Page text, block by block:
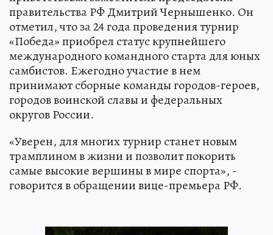
правительства РФ Дмитрий Чернышенко. Он
отметил, что за 24 года проведения турнир
«Победа» приобрел статус крупнейшего
международного командного старта для юных
самбистов. Ежегодно участие в нем
принимают сборные команды городов-героев,
городов воинской славы и федеральных
округов России.
«Уверен, для многих турнир станет новым
трамплином в жизни и позволит покорить
самые высокие вершины в мире спорта», -
говорится в обращении вице-премьера РФ.